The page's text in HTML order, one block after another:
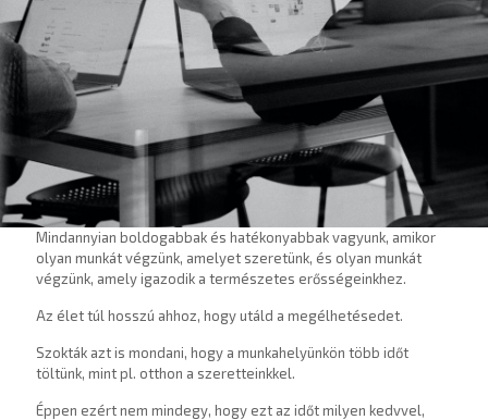
Mindannyian boldogabbak és hatékonyabbak vagyunk, amikor
olyan munkát végzünk, amelyet szeretünk, és olyan munkát
végzünk, amely igazodik a természetes erősségeinkhez.
Az élet túl hosszú ahhoz, hogy utáld a megélhetésedet.
Szokták azt is mondani, hogy a munkahelyünkön több időt
töltünk, mint pl. otthon a szeretteinkkel.
Éppen ezért nem mindegy, hogy ezt az időt milyen kedvvel,